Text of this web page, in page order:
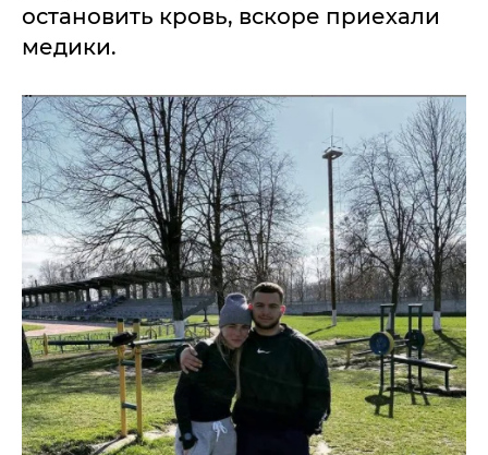
остановить кровь, вскоре приехали
медики.